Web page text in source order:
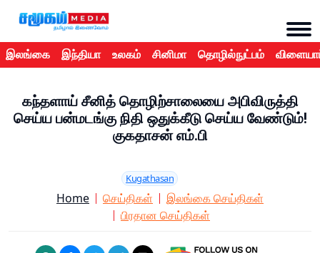
இலங்கை இந்தியா உலகம் சினிமா தொழில்நுட்பம்
கந்தளாய் சீனித் தொழிற்சாலையை அபிவிருத்தி
செய்ய பன்மடங்கு நிதி ஒதுக்கீடு செய்ய வேண்டும்!
குகதாசன் எம்.பி
Kugathasan
Home செய்திகள்
இலங்கை செய்திகள்
பிரதான செய்திகள்